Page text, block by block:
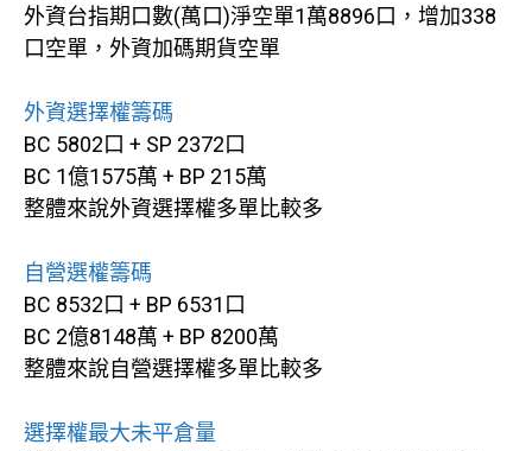
外資台指期口數(萬口)淨空單1萬8896口，增加338
口空單，外資加碼期貨空單
外資選擇權籌碼
BC 5802口 + SP 2372口
BC 1億1575萬 + BP 215萬
整體來說外資選擇權多單比較多
自營選權籌碼
BC 8532口 + BP 6531口
BC 2億8148萬 + BP 8200萬
整體來說自營選擇權多單比較多
選擇權最大未平倉量